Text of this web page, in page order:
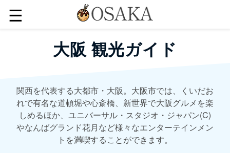
☰
大阪 観光ガイド
関西を代表する大都市・大阪。大阪市では、くいだお
れで有名な道頓堀や心斎橋、新世界で大阪グルメを楽
しめるほか、ユニバーサル・スタジオ・ジャパン(C)
やなんばグランド花月など様々なエンターテインメン
トを満喫することができます。